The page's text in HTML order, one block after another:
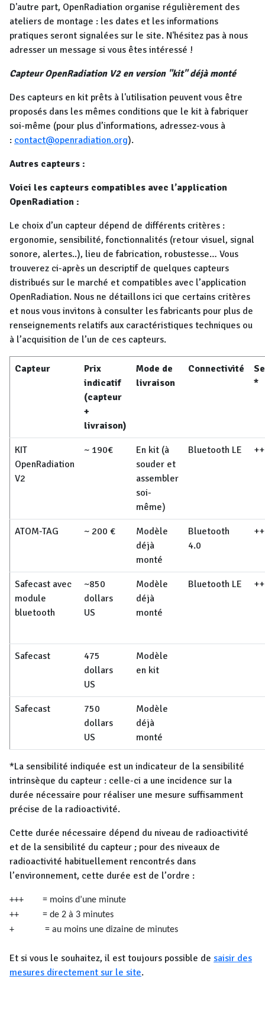
D'autre part, OpenRadiation organise régulièrement des
ateliers de montage : les dates et les informations
pratiques seront signalées sur le site. N'hésitez pas à nous
adresser un message si vous êtes intéressé !
Capteur OpenRadiation V2 en version "kit" déjà monté
Des capteurs en kit prêts à l'utilisation peuvent vous être
proposés dans les mêmes conditions que le kit à fabriquer
soi-même (pour plus d’informations, adressez-vous à
: contact@openradiation.org).
Autres capteurs :
Voici les capteurs compatibles avec l’application
OpenRadiation :
Le choix d’un capteur dépend de différents critères :
ergonomie, sensibilité, fonctionnalités (retour visuel, signal
sonore, alertes..), lieu de fabrication, robustesse… Vous
trouverez ci-après un descriptif de quelques capteurs
distribués sur le marché et compatibles avec l’application
OpenRadiation. Nous ne détaillons ici que certains critères
et nous vous invitons à consulter les fabricants pour plus de
renseignements relatifs aux caractéristiques techniques ou
à l’acquisition de l’un de ces capteurs.
Capteur
Prix
indicatif
(capteur
+
livraison)
Mode de
livraison
Connectivité
*
KIT
OpenRadiation
V2
~ 190€
En kit (à
souder et
assembler
soi-
même)
Bluetooth LE ++
ATOM-TAG ~ 200 €
Modèle
déjà
monté
Bluetooth
4.0
++
Safecast avec
module
bluetooth
~850
dollars
US
Modèle
déjà
monté
Bluetooth LE
Safecast
475
dollars
US
Modèle
en kit
Safecast
750
dollars
US
Modèle
déjà
monté
*La sensibilité indiquée est un indicateur de la sensibilité
intrinsèque du capteur : celle-ci a une incidence sur la
durée nécessaire pour réaliser une mesure suffisamment
précise de la radioactivité.
Cette durée nécessaire dépend du niveau de radioactivité
et de la sensibilité du capteur ; pour des niveaux de
radioactivité habituellement rencontrés dans
l’environnement, cette durée est de l’ordre :
+++ = moins d’une minute
++ = de 2 à 3 minutes
+ = au moins une dizaine de minutes
Et si vous le souhaitez, il est toujours possible de saisir des
mesures directement sur le site.